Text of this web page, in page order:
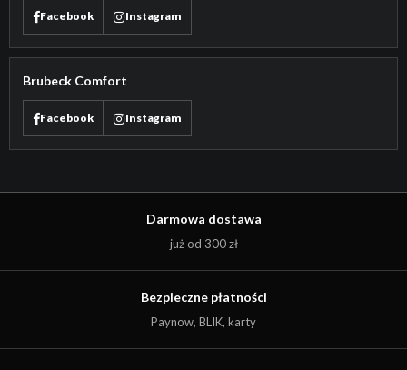
Facebook Instagram
Brubeck Comfort
Facebook Instagram
Darmowa dostawa
już od 300 zł
Bezpieczne płatności
Paynow, BLIK, karty